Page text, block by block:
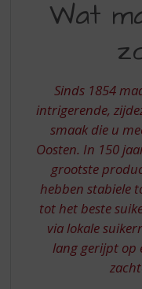
MAAKT
TANDUAY
UNIEK
Wat
Sinds 1854
intrigerende,
smaak die u
Oosten. In 150
grootste
hebben stabiele
tot het beste
via lokale
lang gerijpt op